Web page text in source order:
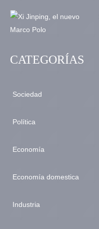
CATEGORÍAS
Sociedad
Política
Economía
Economía domestica
Industria